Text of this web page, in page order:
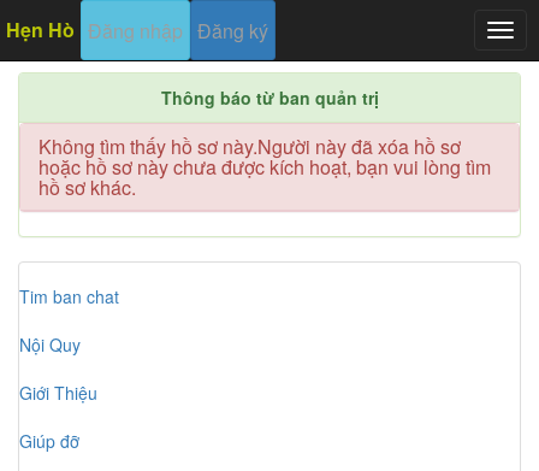
Hẹn Hò Đăng nhập Đăng ký
Thông báo từ ban quản trị
Không tìm thấy hồ sơ này.Người này đã xóa hồ sơ
hoặc hồ sơ này chưa được kích hoạt, bạn vui lòng tìm
hồ sơ khác.
Tim ban chat
Nội Quy
Giới Thiệu
Giúp đỡ